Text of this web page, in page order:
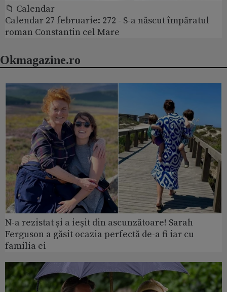
📁 Calendar
Calendar 27 februarie: 272 - S-a născut împăratul
roman Constantin cel Mare
Okmagazine.ro
N-a rezistat și a ieșit din ascunzătoare! Sarah
Ferguson a găsit ocazia perfectă de-a fi iar cu
familia ei